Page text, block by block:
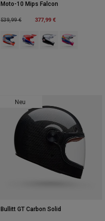
Moto-10 Mips Falcon
Price reduced from
539,99 €to 377,99 €
Product swatch type of Orange/
Product swatch type of
Product swatch
Product
Neu
Bullitt GT Carbon Solid